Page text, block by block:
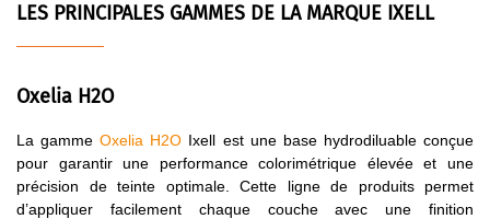
LES PRINCIPALES GAMMES DE LA MARQUE IXELL
Oxelia H2O
La gammeOxelia H2O Ixell est une base hydrodiluable conçue
pour garantir une performance colorimétrique élevée et une
précision de teinte optimale. Cette ligne de produits permet
d’appliquer facilement chaque couche avec une finition